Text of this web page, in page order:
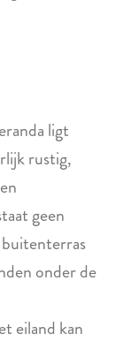
ligt
rustig,
geen
onder de
eiland kan